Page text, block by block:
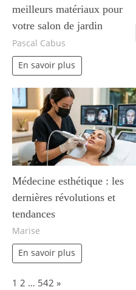
meilleurs matériaux pour
votre salon de jardin
Pascal Cabus
En savoir plus
Médecine esthétique : les
dernières révolutions et
tendances
Marise
En savoir plus
Page:
1 2 … 542 Next
»